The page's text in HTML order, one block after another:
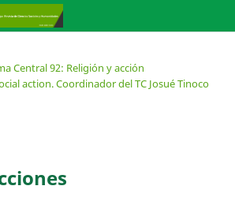
Central 92: Religión y acción
action. Coordinador del TC Josué Tinoco